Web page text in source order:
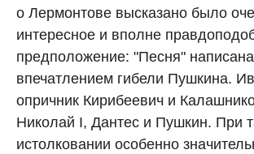
о Лермонтове высказано было
интересное и вполне
предположение: "Песня"
впечатлением гибели Пушкина.
опричник Кирибеевич и
Николай I, Дантес и Пушкин. При
истолковании особенно